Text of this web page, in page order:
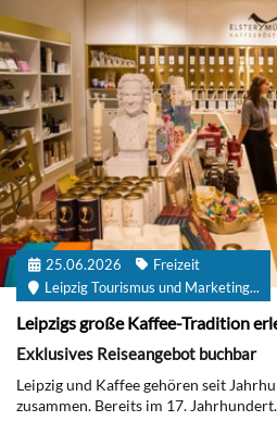
25.06.2026
Freizeit
Leipzig Tourismus und Marketing...
Leipzigs große Kaffee-Tradition
Exklusives Reiseangebot buchbar
Leipzig und Kaffee gehören seit
zusammen. Bereits im 17.